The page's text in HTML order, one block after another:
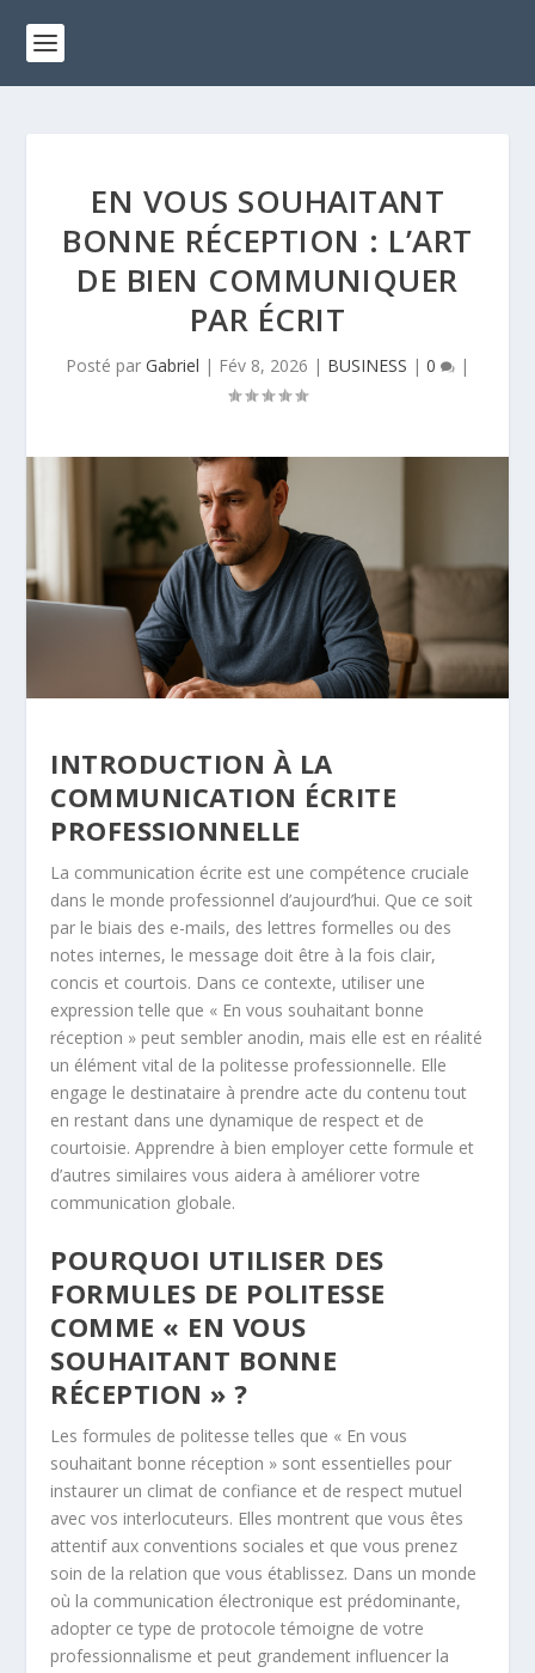
EN VOUS SOUHAITANT
BONNE RÉCEPTION : L’ART
DE BIEN COMMUNIQUER
PAR ÉCRIT
Posté par Gabriel | Fév 8, 2026 | BUSINESS | 0 |
INTRODUCTION À LA
COMMUNICATION ÉCRITE
PROFESSIONNELLE
La communication écrite est une compétence cruciale
dans le monde professionnel d’aujourd’hui. Que ce soit
par le biais des e-mails, des lettres formelles ou des
notes internes, le message doit être à la fois clair,
concis et courtois. Dans ce contexte, utiliser une
expression telle que « En vous souhaitant bonne
réception » peut sembler anodin, mais elle est en réalité
un élément vital de la politesse professionnelle. Elle
engage le destinataire à prendre acte du contenu tout
en restant dans une dynamique de respect et de
courtoisie. Apprendre à bien employer cette formule et
d’autres similaires vous aidera à améliorer votre
communication globale.
POURQUOI UTILISER DES
FORMULES DE POLITESSE
COMME « EN VOUS
SOUHAITANT BONNE
RÉCEPTION » ?
Les formules de politesse telles que « En vous
souhaitant bonne réception » sont essentielles pour
instaurer un climat de confiance et de respect mutuel
avec vos interlocuteurs. Elles montrent que vous êtes
attentif aux conventions sociales et que vous prenez
soin de la relation que vous établissez. Dans un monde
où la communication électronique est prédominante,
adopter ce type de protocole témoigne de votre
professionnalisme et peut grandement influencer la